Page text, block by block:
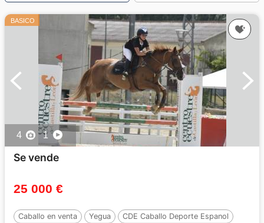
BASICO
4 1
Se vende
25 000 €
Caballo en venta Yegua
CDE Caballo Deporte Espanol